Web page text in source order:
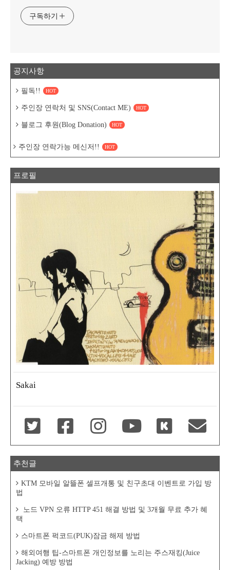
구독하기
공지사항
필독!! HOT
주인장 연락처 및 SNS(Contact ME) HOT
블로그 후원(Blog Donation) HOT
주인장 연락가능 메신저!! HOT
프로필
Sakai
추천글
KTM 모바일 알뜰폰 셀프개통 및 친구초대 이벤트로 가입 방
법
노드 VPN 오류 HTTP 451 해결 방법 및 3개월 무료 추가 혜
택
스마트폰 퍽코드(PUK)잠금 해제 방법
해외여행 팁-스마트폰 개인정보를 노리는 주스재킹(Juice
Jacking) 예방 방법